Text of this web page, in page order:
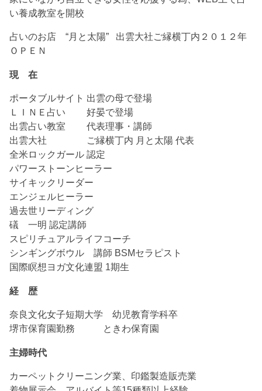
い養成教室を開校
占いのお店 “月と太陽” 出雲大社ご縁横丁内２０１２年
ＯＰＥＮ
現 在
ポータブルサイト 出雲の母で登場
ＬＩＮＥ占い 好晏で登場
出雲占い教室 代表理事・講師
出雲大社 ご縁横丁内 月と太陽 代表
全米ロックガール 認定
パワーストーンヒーラー
サイキックリーダー
エンジェルヒーラー
過去世リーディング
礒 一明 認定講師
スピリチュアルライフコーチ
シンギングボウル 講師 BSMセラピスト
国際瞑想ヨガ文化連盟 1期生
経 歴
奈良文化女子短期大学 幼児教育学科卒
堺市保育園勤務 ときわ保育園
主婦時代
カーペットクリーニング業、印鑑製造販売業